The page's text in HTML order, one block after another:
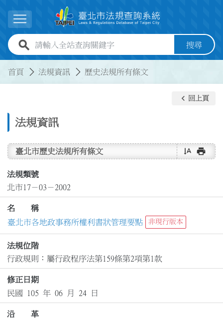
展開選單
全站查詢關鍵字欄位 搜尋
首頁 法規資訊 歷史法規所有條文
法規資訊
keyboard_arrow_left 回上頁
臺北市歷史法規所有條文 text_rotate_vertical print
法規類號
北市17－03－2002
名 稱
臺北市各地政事務所權利書狀管理要點
非現行版本
法規位階
行政規則：屬行政程序法第159條第2項第1款
修正日期
民國 105 年 06 月 24 日
沿 革